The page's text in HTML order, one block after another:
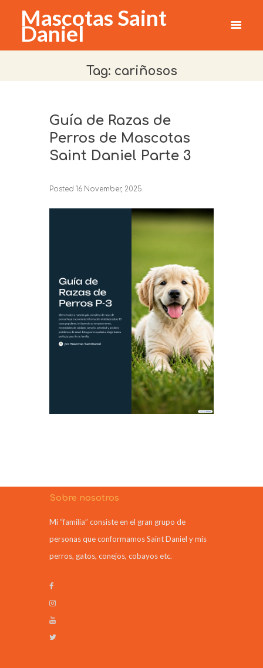
Mascotas Saint
Daniel
Tag: cariñosos
Guía de Razas de
Perros de Mascotas
Saint Daniel Parte 3
Posted 16 November, 2025
Sobre nosotros
Mi “familia” consiste en el gran grupo de
personas que conformamos Saint Daniel y mis
perros, gatos, conejos, cobayos etc.